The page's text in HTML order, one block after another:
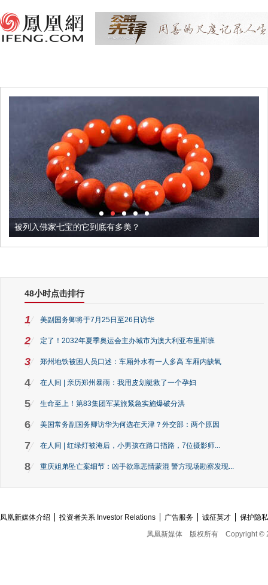
被列入佛家七宝的它到底有多美？
48小时点击排行
1 美副国务卿将于7月25日至26日访华
2 定了！2032年夏季奥运会主办城市为澳大利亚布里斯班
3 郑州地铁被困人员口述：车厢外水有一人多高 车厢内缺氧
4 在人间 | 亲历郑州暴雨：我用皮划艇救了一个孕妇
5 生命至上！第83集团军某旅紧急实施爆破分洪
6 美国常务副国务卿访华为何选在天津？外交部：两个原因
7 在人间 | 红绿灯被淹后，小男孩在路口指路，7位摄影师...
8 重庆姐弟坠亡案细节：凶手欲靠悲情蒙混 警方现场勘察发现...
凤凰新媒体介绍 投资者关系 Investor Relations 广告服务 诚征英才
保护隐
凤凰新媒体
版权所有 Copyright ©